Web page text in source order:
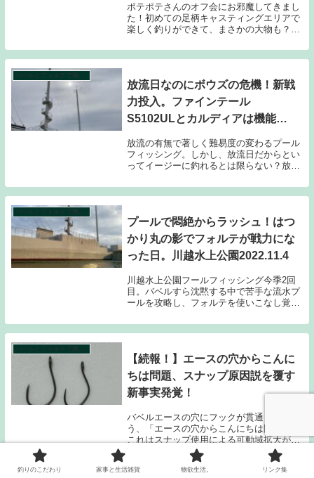
足柄キャスティングエリア
2023.3.2
ポテポテさんのオフ会にお邪魔してきまし
た！初めての足柄キャスティングエリアで
楽しく釣りができて、まさかの大物も？そ
をするのって、何年振りだったんだろう？
人間らしさを取り戻した気がする一日をレ
放流日なのにボウズの危機！新戦
力投入。ファインテール
S5102ULとカルディアは機能し
ッシング2023.2.3
放流の有無で著しく難易度の変わるプール
フィッシング。しかし、放流日だからとい
ってイージーに釣れるとは限らない？放流
ル悶絶釣行の顛末を示唆します。
バベルとフォルテで挑む！水上公園プールトラウト攻略計画シーズン２。
プールで悶絶からラッシュ！はつ
かり丸の影でフォルテが戦力にな
った日。川越水上公園2022.11.4
川越水上公園フールフィッシング今季2回
目。バベルすら沈黙する中で苦手な流水プ
ールを攻略し、フォルテを使いこなし覚醒
ズ目前の悶絶タイムに、まさかのあのルア
ーが活躍する？
バベルとフォルテで挑む！水上公園プールトラウト攻略計画シーズン２。
【続報！】エースの穴からこんに
ちは問題、スナップ原因説を覆す
新事実発覚！
バベルエースの穴にフックが貫通してしま
う、「エースの穴からこんにちは問題」。
これはスナップ使用による可動域拡大が原
因と思われた、しかしそれは仮説にすぎな
かったのだ！A伝説、こんにちはは止まら
ない！😅
釣りのこだわり 家事と生活雑貨 物欲生活。 リンク集